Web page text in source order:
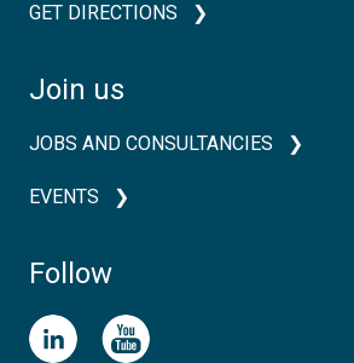
GET DIRECTIONS
Join us
JOBS AND CONSULTANCIES
EVENTS
Follow